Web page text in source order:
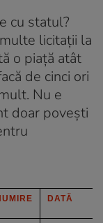
cu statul?
licitații la
o piață atât
de cinci ori
Nu e
doar povești
DATĂ